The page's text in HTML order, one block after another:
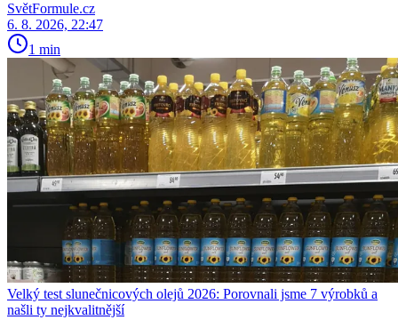
SvětFormule.cz
6. 8. 2026, 22:47
1 min
Velký test slunečnicových olejů 2026: Porovnali jsme 7 výrobků a
našli ty nejkvalitnější